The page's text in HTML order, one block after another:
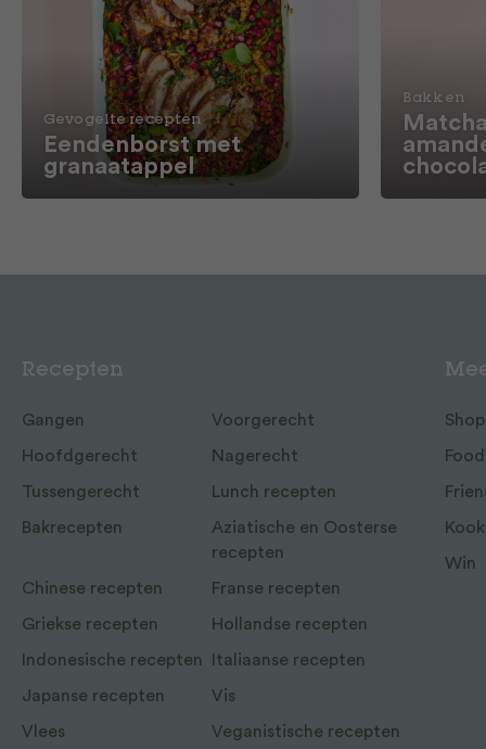
Gevogelte recepten
Eendenborst met
granaatappel
Bakken
Recepten
Gangen Voorgerecht
Hoofdgerecht Nagerecht
Tussengerecht Lunch recepten
Bakrecepten
Aziatische en Oosterse
recepten
Chinese recepten Franse recepten
Griekse recepten Hollandse recepten
Indonesische recepten Italiaanse recepten
Japanse recepten Vis
Vlees Veganistische recepten
Shop
Win